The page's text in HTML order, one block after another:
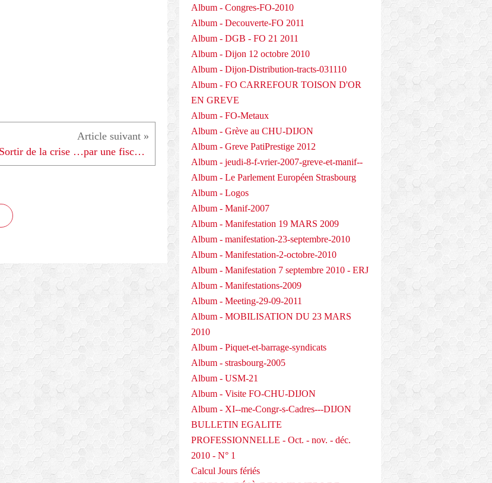
Sortir de la crise …par une fiscalité juste et redistributive (Fiche 3) - 060210
Album - Congres-FO-2010
Album - Decouverte-FO 2011
Album - DGB - FO 21 2011
Album - Dijon 12 octobre 2010
Album - Dijon-Distribution-tracts-031110
Album - FO CARREFOUR TOISON D'OR
EN GREVE
Album - FO-Metaux
Album - Grève au CHU-DIJON
Album - Greve PatiPrestige 2012
Album - jeudi-8-f-vrier-2007-greve-et-manif--
Album - Le Parlement Européen Strasbourg
Album - Logos
Album - Manif-2007
Album - Manifestation 19 MARS 2009
Album - manifestation-23-septembre-2010
Album - Manifestation-2-octobre-2010
Album - Manifestation 7 septembre 2010 - ERJ
Album - Manifestations-2009
Album - Meeting-29-09-2011
Album - MOBILISATION DU 23 MARS
2010
Album - Piquet-et-barrage-syndicats
Album - strasbourg-2005
Album - USM-21
Album - Visite FO-CHU-DIJON
Album - XI--me-Congr-s-Cadres---DIJON
BULLETIN EGALITE
PROFESSIONNELLE - Oct. - nov. - déc.
2010 - N° 1
Calcul Jours fériés